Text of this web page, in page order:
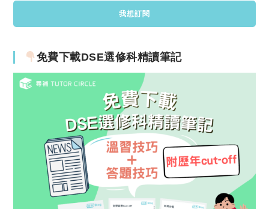
免費下載DSE選修科精讀筆記